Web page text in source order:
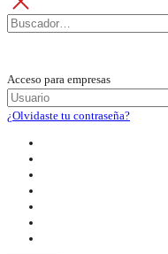
Acceso para empresas
¿Olvidaste tu contraseña?